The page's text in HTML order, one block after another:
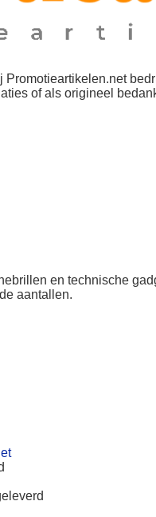
Promotieartikelen.net
of als origineel
en technische
aantallen.